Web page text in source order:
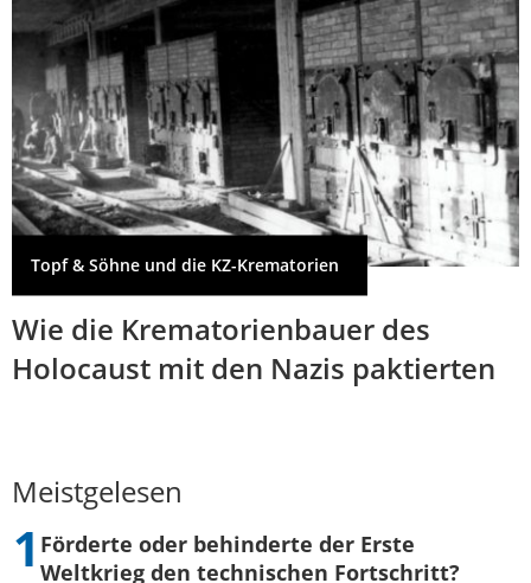
Topf & Söhne und die KZ-Krematorien
Wie die Krematorienbauer des
Holocaust mit den Nazis paktierten
Meistgelesen
Förderte oder behinderte der Erste
Weltkrieg den technischen Fortschritt?